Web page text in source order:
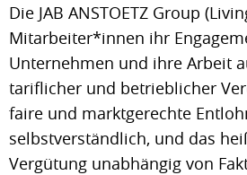
Die JAB ANSTOETZ Group
Mitarbeiter*innen ihr
Unternehmen und ihre Arbeit
tariflicher und betrieblicher
faire und marktgerechte
selbstverständlich, und das
Vergütung unabhängig von